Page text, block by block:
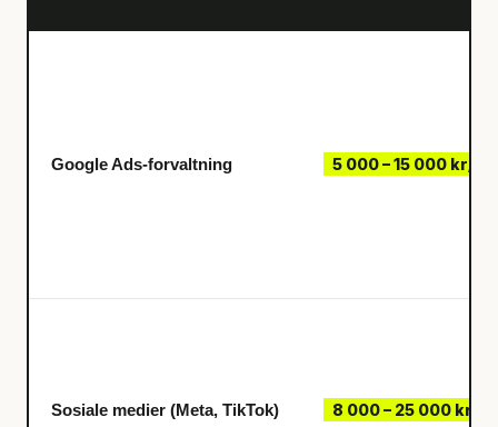
Google Ads-forvaltning 5 000 – 15 000 kr/
Sosiale medier (Meta, TikTok) 8 000 – 25 000 kr/